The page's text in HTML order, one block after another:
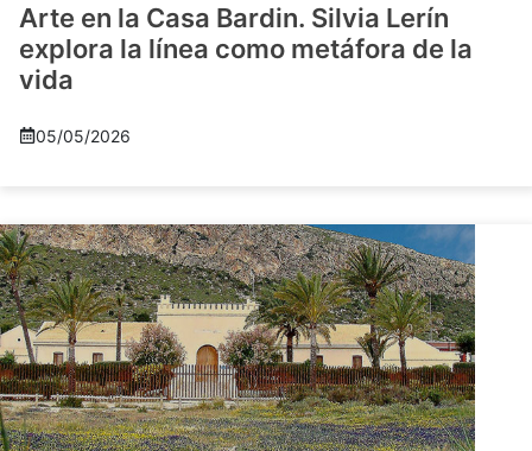
Arte en la Casa Bardin. Silvia Lerín
explora la línea como metáfora de la
vida
05/05/2026